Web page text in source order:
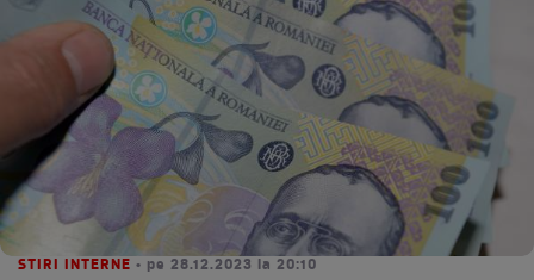
STIRI INTERNE • pe 28.12.2023 la 20:10